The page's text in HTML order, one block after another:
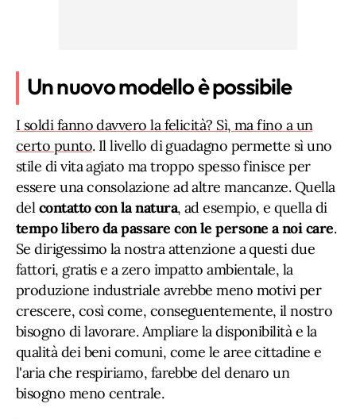
Un nuovo modello è possibile
I soldi fanno davvero la felicità? Sì, ma fino a un
certo punto. Il livello di guadagno permette sì uno
stile di vita agiato ma troppo spesso finisce per
essere una consolazione ad altre mancanze. Quella
delcontatto con la natura, ad esempio, e quella di
tempo libero da passare con le persone a noi care.
Se dirigessimo la nostra attenzione a questi due
fattori, gratis e a zero impatto ambientale, la
produzione industriale avrebbe meno motivi per
crescere, così come, conseguentemente, il nostro
bisogno di lavorare. Ampliare la disponibilità e la
qualità dei beni comuni, come le aree cittadine e
l'aria che respiriamo, farebbe del denaro un
bisogno meno centrale.